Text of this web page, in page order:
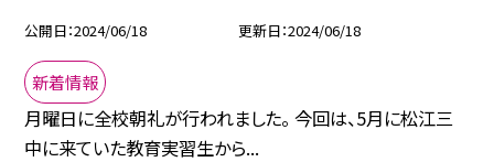
公開日 2024/06/18 更新日 2024/06/18
新着情報
月曜日に全校朝礼が行われました。 今回は、5月に松江三
中に来ていた教育実習生から...